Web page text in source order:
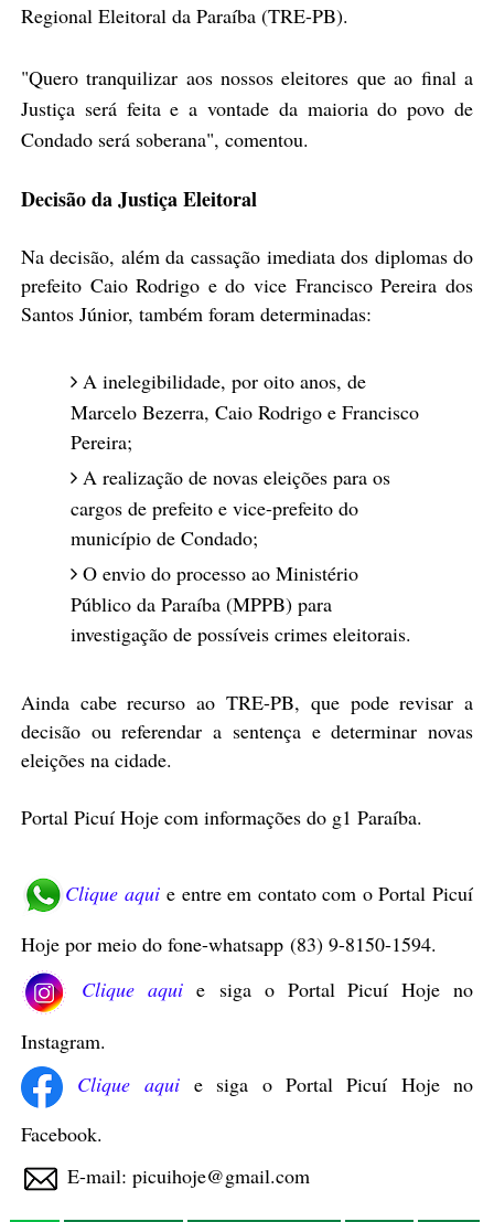
Regional Eleitoral da Paraíba (TRE-PB).
"Quero tranquilizar aos nossos eleitores que ao final a
Justiça será feita e a vontade da maioria do povo de
Condado será soberana", comentou.
Decisão da Justiça Eleitoral
Na decisão, além da cassação imediata dos diplomas do
prefeito Caio Rodrigo e do vice Francisco Pereira dos
Santos Júnior, também foram determinadas:
A inelegibilidade, por oito anos, de
Marcelo Bezerra, Caio Rodrigo e Francisco
Pereira;
A realização de novas eleições para os
cargos de prefeito e vice-prefeito do
município de Condado;
O envio do processo ao Ministério
Público da Paraíba (MPPB) para
investigação de possíveis crimes eleitorais.
Ainda cabe recurso ao TRE-PB, que pode revisar a
decisão ou referendar a sentença e determinar novas
eleições na cidade.
Portal Picuí Hoje com informações do g1 Paraíba.
Clique aquie entre em contato com o Portal Picuí
Hoje por meio do fone-whatsapp (83) 9-8150-1594.
Clique aquie siga o Portal Picuí Hoje no
Instagram.
Clique aquie siga o Portal Picuí Hoje no
Facebook.
E-mail: picuihoje@gmail.com